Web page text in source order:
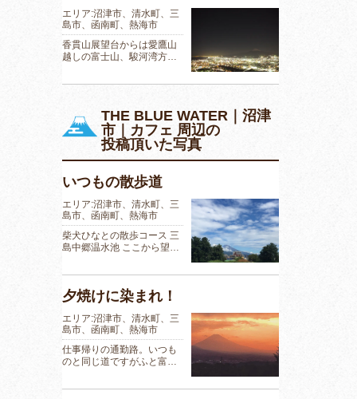
エリア:沼津市、清水町、三
島市、函南町、熱海市
香貫山展望台からは愛鷹山
越しの富士山、駿河湾方…
THE BLUE WATER｜沼津
市｜カフェ 周辺の
投稿頂いた写真
いつもの散歩道
エリア:沼津市、清水町、三
島市、函南町、熱海市
柴犬ひなとの散歩コース 三
島中郷温水池 ここから望…
夕焼けに染まれ！
エリア:沼津市、清水町、三
島市、函南町、熱海市
仕事帰りの通勤路。いつも
のと同じ道ですがふと富…